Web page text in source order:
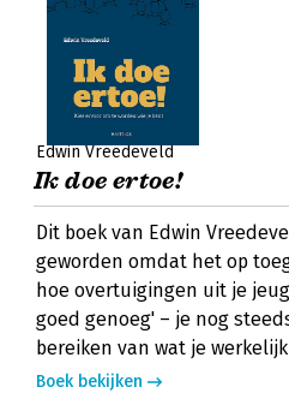
Edwin Vreedeveld
Ik doe ertoe!
Dit boek van Edwin
geworden omdat het op
hoe overtuigingen uit je
goed genoeg' – je nog
bereiken van wat je
Boek bekijken